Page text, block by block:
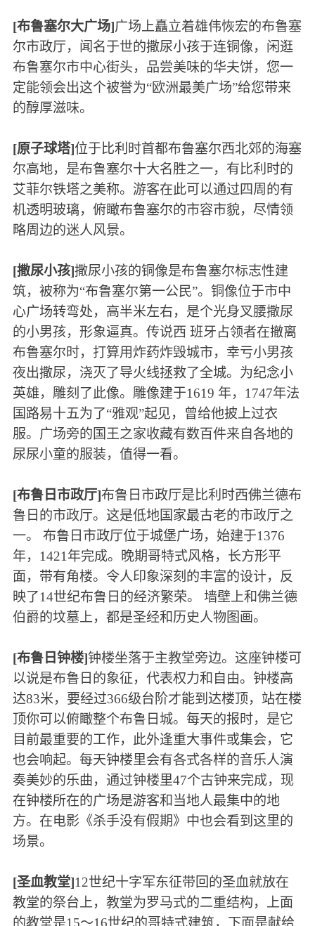
[布鲁塞尔大广场]广场上矗立着雄伟恢宏的布鲁塞
尔市政厅，闻名于世的撒尿小孩于连铜像，闲逛
布鲁塞尔市中心街头，品尝美味的华夫饼，您一
定能领会出这个被誉为“欧洲最美广场”给您带来
的醇厚滋味。
[原子球塔]位于比利时首都布鲁塞尔西北郊的海塞
尔高地，是布鲁塞尔十大名胜之一，有比利时的
艾菲尔铁塔之美称。游客在此可以通过四周的有
机透明玻璃，俯瞰布鲁塞尔的市容市貌，尽情领
略周边的迷人风景。
[撒尿小孩]撒尿小孩的铜像是布鲁塞尔标志性建
筑，被称为“布鲁塞尔第一公民”。铜像位于市中
心广场转弯处，高半米左右，是个光身叉腰撒尿
的小男孩，形象逼真。传说西 班牙占领者在撤离
布鲁塞尔时，打算用炸药炸毁城市，幸亏小男孩
夜出撒尿，浇灭了导火线拯救了全城。为纪念小
英雄，雕刻了此像。雕像建于1619 年，1747年法
国路易十五为了“雅观”起见，曾给他披上过衣
服。广场旁的国王之家收藏有数百件来自各地的
尿尿小童的服装，值得一看。
[布鲁日市政厅]布鲁日市政厅是比利时西佛兰德布
鲁日的市政厅。这是低地国家最古老的市政厅之
一。 布鲁日市政厅位于城堡广场，始建于1376
年，1421年完成。晚期哥特式风格，长方形平
面，带有角楼。令人印象深刻的丰富的设计，反
映了14世纪布鲁日的经济繁荣。 墙壁上和佛兰德
伯爵的坟墓上，都是圣经和历史人物图画。
[布鲁日钟楼]钟楼坐落于主教堂旁边。这座钟楼可
以说是布鲁日的象征，代表权力和自由。钟楼高
达83米，要经过366级台阶才能到达楼顶，站在楼
顶你可以俯瞰整个布鲁日城。每天的报时，是它
目前最重要的工作，此外逢重大事件或集会，它
也会响起。每天钟楼里会有各式各样的音乐人演
奏美妙的乐曲，通过钟楼里47个古钟来完成，现
在钟楼所在的广场是游客和当地人最集中的地
方。在电影《杀手没有假期》中也会看到这里的
场景。
[圣血教堂]12世纪十字军东征带回的圣血就放在
教堂的祭台上，教堂为罗马式的二重结构，上面
的教堂是15～16世纪的哥特式建筑，下面是献给